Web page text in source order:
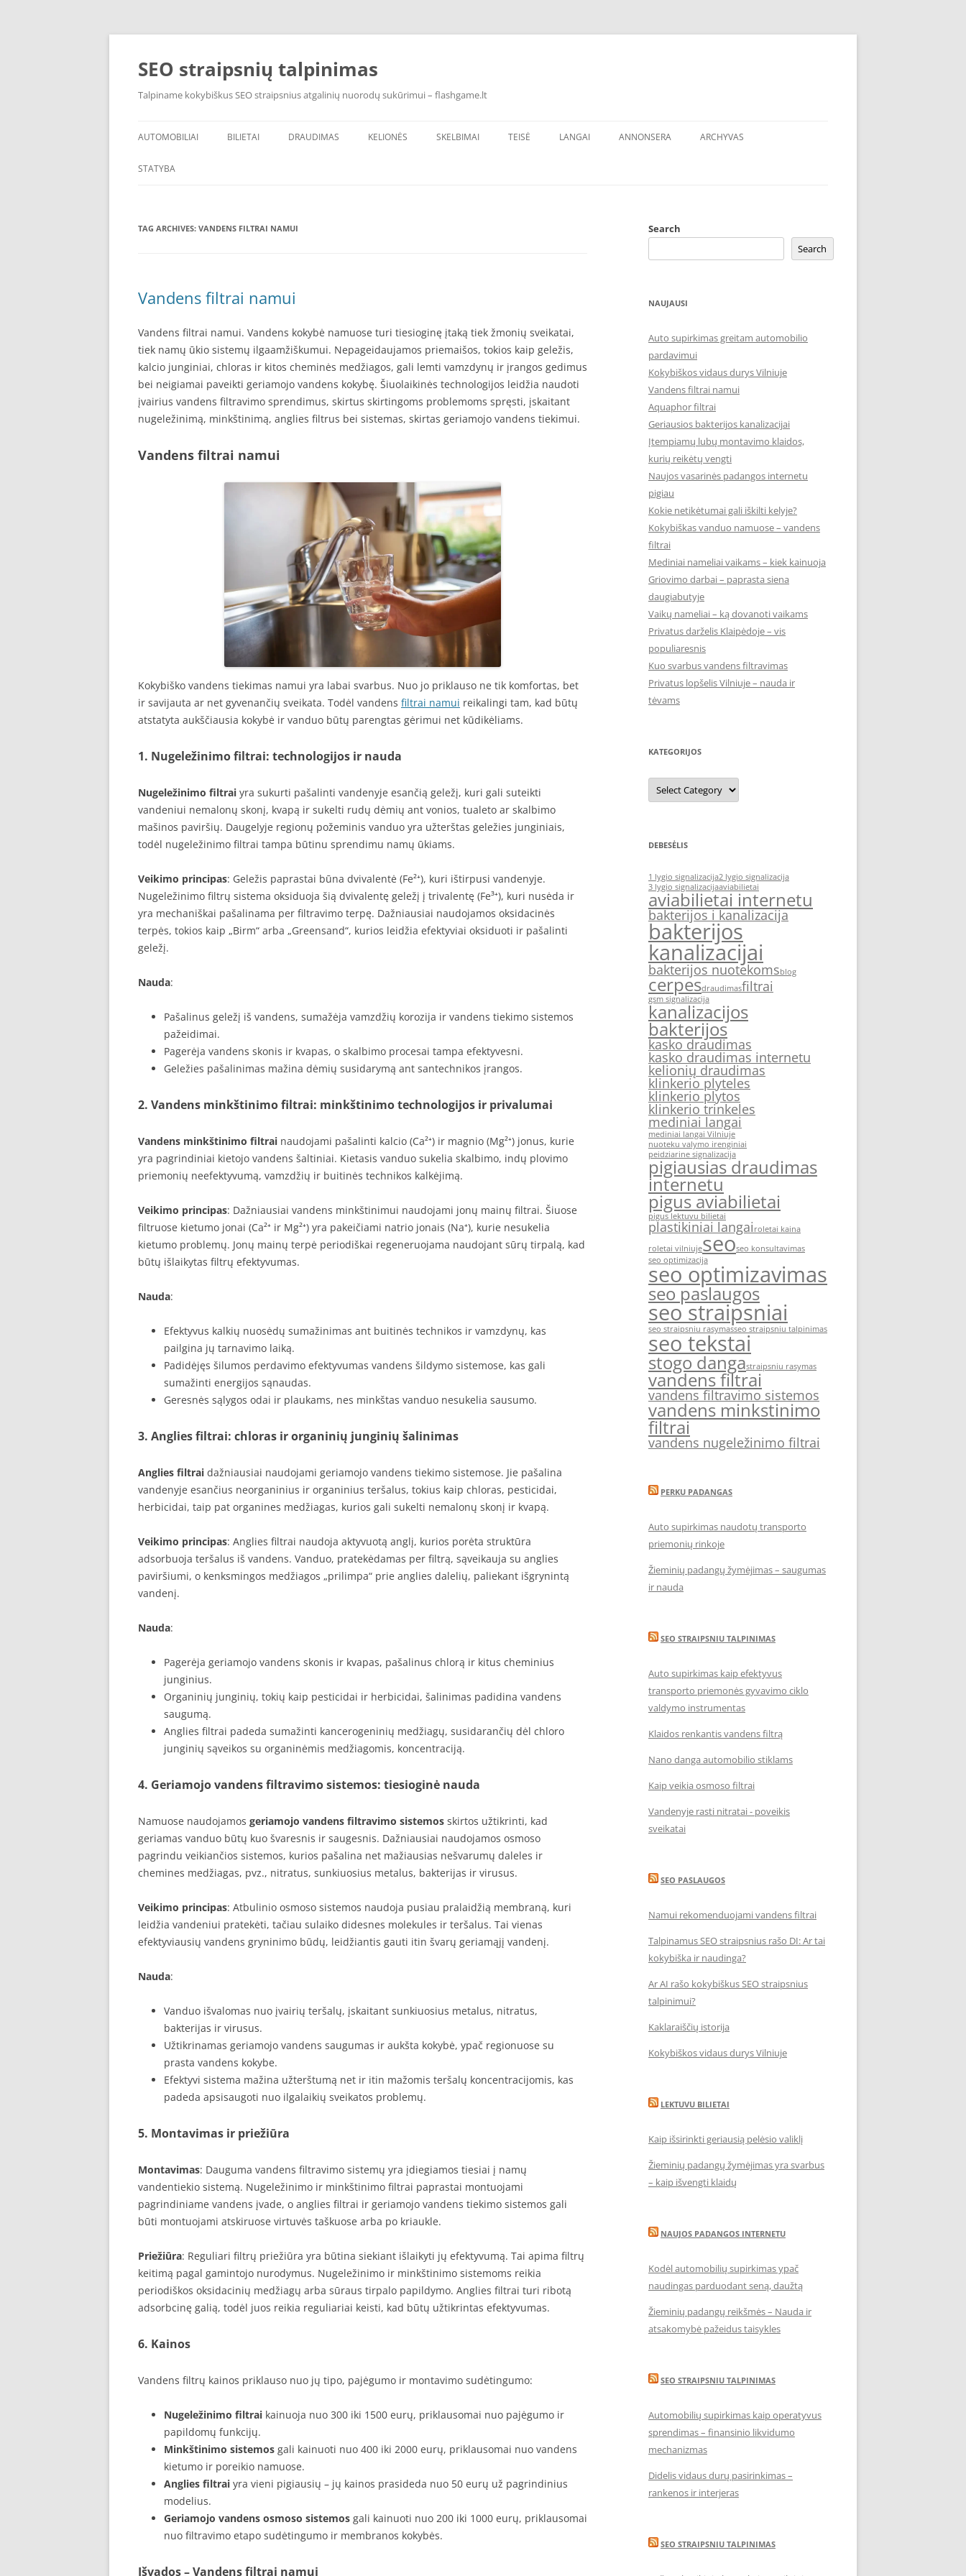
Skip
SEO straipsnių talpinimas
Talpiname kokybiškus SEO straipsnius atgalinių nuorodų sukūrimui – flashgame.lt
AUTOMOBILIAI BILIETAI DRAUDIMAS KELIONĖS SKELBIMAI TEISĖ LANGAI ANNONSERA ARCHYVAS
STATYBA
TAG ARCHIVES: VANDENS FILTRAI NAMUI
Vandens filtrai namui
Vandens filtrai namui. Vandens kokybė namuose turi tiesioginę įtaką tiek žmonių sveikatai,
tiek namų ūkio sistemų ilgaamžiškumui. Nepageidaujamos priemaišos, tokios kaip geležis,
kalcio junginiai, chloras ir kitos cheminės medžiagos, gali lemti vamzdynų ir įrangos gedimus
bei neigiamai paveikti geriamojo vandens kokybę. Šiuolaikinės technologijos leidžia naudoti
įvairius vandens filtravimo sprendimus, skirtus skirtingoms problemoms spręsti, įskaitant
nugeležinimą, minkštinimą, anglies filtrus bei sistemas, skirtas geriamojo vandens tiekimui.
Vandens filtrai namui
Kokybiško vandens tiekimas namui yra labai svarbus. Nuo jo priklauso ne tik komfortas, bet
ir savijauta ar net gyvenančių sveikata. Todėl vandens filtrai namui reikalingi tam, kad būtų
atstatyta aukščiausia kokybė ir vanduo būtų parengtas gėrimui net kūdikėliams.
1. Nugeležinimo filtrai: technologijos ir nauda
Nugeležinimo filtrai yra sukurti pašalinti vandenyje esančią geležį, kuri gali suteikti
vandeniui nemalonų skonį, kvapą ir sukelti rudų dėmių ant vonios, tualeto ar skalbimo
mašinos paviršių. Daugelyje regionų požeminis vanduo yra užterštas geležies junginiais,
todėl nugeležinimo filtrai tampa būtinu sprendimu namų ūkiams.
Veikimo principas: Geležis paprastai būna dvivalentė (Fe²⁺), kuri ištirpusi vandenyje.
Nugeležinimo filtrų sistema oksiduoja šią dvivalentę geležį į trivalentę (Fe³⁺), kuri nusėda ir
yra mechaniškai pašalinama per filtravimo terpę. Dažniausiai naudojamos oksidacinės
terpės, tokios kaip „Birm“ arba „Greensand“, kurios leidžia efektyviai oksiduoti ir pašalinti
geležį.
Nauda:
Pašalinus geležį iš vandens, sumažėja vamzdžių korozija ir vandens tiekimo sistemos
pažeidimai.
Pagerėja vandens skonis ir kvapas, o skalbimo procesai tampa efektyvesni.
Geležies pašalinimas mažina dėmių susidarymą ant santechnikos įrangos.
2. Vandens minkštinimo filtrai: minkštinimo technologijos ir privalumai
Vandens minkštinimo filtrai naudojami pašalinti kalcio (Ca²⁺) ir magnio (Mg²⁺) jonus, kurie
yra pagrindiniai kietojo vandens šaltiniai. Kietasis vanduo sukelia skalbimo, indų plovimo
priemonių neefektyvumą, vamzdžių ir buitinės technikos kalkėjimą.
Veikimo principas: Dažniausiai vandens minkštinimui naudojami jonų mainų filtrai. Šiuose
filtruose kietumo jonai (Ca²⁺ ir Mg²⁺) yra pakeičiami natrio jonais (Na⁺), kurie nesukelia
kietumo problemų. Jonų mainų terpė periodiškai regeneruojama naudojant sūrų tirpalą, kad
būtų išlaikytas filtrų efektyvumas.
Nauda:
Efektyvus kalkių nuosėdų sumažinimas ant buitinės technikos ir vamzdynų, kas
pailgina jų tarnavimo laiką.
Padidėjęs šilumos perdavimo efektyvumas vandens šildymo sistemose, kas gali
sumažinti energijos sąnaudas.
Geresnės sąlygos odai ir plaukams, nes minkštas vanduo nesukelia sausumo.
3. Anglies filtrai: chloras ir organinių junginių šalinimas
Anglies filtrai dažniausiai naudojami geriamojo vandens tiekimo sistemose. Jie pašalina
vandenyje esančius neorganinius ir organinius teršalus, tokius kaip chloras, pesticidai,
herbicidai, taip pat organines medžiagas, kurios gali sukelti nemalonų skonį ir kvapą.
Veikimo principas: Anglies filtrai naudoja aktyvuotą anglį, kurios porėta struktūra
adsorbuoja teršalus iš vandens. Vanduo, pratekėdamas per filtrą, sąveikauja su anglies
paviršiumi, o kenksmingos medžiagos „prilimpa“ prie anglies dalelių, paliekant išgrynintą
vandenį.
Nauda:
Pagerėja geriamojo vandens skonis ir kvapas, pašalinus chlorą ir kitus cheminius
junginius.
Organinių junginių, tokių kaip pesticidai ir herbicidai, šalinimas padidina vandens
saugumą.
Anglies filtrai padeda sumažinti kancerogeninių medžiagų, susidarančių dėl chloro
junginių sąveikos su organinėmis medžiagomis, koncentraciją.
4. Geriamojo vandens filtravimo sistemos: tiesioginė nauda
Namuose naudojamos geriamojo vandens filtravimo sistemos skirtos užtikrinti, kad
geriamas vanduo būtų kuo švaresnis ir saugesnis. Dažniausiai naudojamos osmoso
pagrindu veikiančios sistemos, kurios pašalina net mažiausias nešvarumų daleles ir
chemines medžiagas, pvz., nitratus, sunkiuosius metalus, bakterijas ir virusus.
Veikimo principas: Atbulinio osmoso sistemos naudoja pusiau pralaidžią membraną, kuri
leidžia vandeniui pratekėti, tačiau sulaiko didesnes molekules ir teršalus. Tai vienas
efektyviausių vandens gryninimo būdų, leidžiantis gauti itin švarų geriamąjį vandenį.
Nauda:
Vanduo išvalomas nuo įvairių teršalų, įskaitant sunkiuosius metalus, nitratus,
bakterijas ir virusus.
Užtikrinamas geriamojo vandens saugumas ir aukšta kokybė, ypač regionuose su
prasta vandens kokybe.
Efektyvi sistema mažina užterštumą net ir itin mažomis teršalų koncentracijomis, kas
padeda apsisaugoti nuo ilgalaikių sveikatos problemų.
5. Montavimas ir priežiūra
Montavimas: Dauguma vandens filtravimo sistemų yra įdiegiamos tiesiai į namų
vandentiekio sistemą. Nugeležinimo ir minkštinimo filtrai paprastai montuojami
pagrindiniame vandens įvade, o anglies filtrai ir geriamojo vandens tiekimo sistemos gali
būti montuojami atskiruose virtuvės taškuose arba po kriaukle.
Priežiūra: Reguliari filtrų priežiūra yra būtina siekiant išlaikyti jų efektyvumą. Tai apima filtrų
keitimą pagal gamintojo nurodymus. Nugeležinimo ir minkštinimo sistemoms reikia
periodiškos oksidacinių medžiagų arba sūraus tirpalo papildymo. Anglies filtrai turi ribotą
adsorbcinę galią, todėl juos reikia reguliariai keisti, kad būtų užtikrintas efektyvumas.
6. Kainos
Vandens filtrų kainos priklauso nuo jų tipo, pajėgumo ir montavimo sudėtingumo:
Nugeležinimo filtrai kainuoja nuo 300 iki 1500 eurų, priklausomai nuo pajėgumo ir
papildomų funkcijų.
Minkštinimo sistemos gali kainuoti nuo 400 iki 2000 eurų, priklausomai nuo vandens
kietumo ir poreikio namuose.
Anglies filtrai yra vieni pigiausių – jų kainos prasideda nuo 50 eurų už pagrindinius
modelius.
Geriamojo vandens osmoso sistemos gali kainuoti nuo 200 iki 1000 eurų, priklausomai
nuo filtravimo etapo sudėtingumo ir membranos kokybės.
Išvados – Vandens filtrai namui
Search
Search
NAUJAUSI
Auto supirkimas greitam automobilio
pardavimui
Kokybiškos vidaus durys Vilniuje
Vandens filtrai namui
Aquaphor filtrai
Geriausios bakterijos kanalizacijai
Įtempiamų lubų montavimo klaidos,
kurių reikėtų vengti
Naujos vasarinės padangos internetu
pigiau
Kokie netikėtumai gali iškilti kelyje?
Kokybiškas vanduo namuose – vandens
filtrai
Mediniai nameliai vaikams – kiek kainuoja
Griovimo darbai – paprasta siena
daugiabutyje
Vaikų nameliai – ką dovanoti vaikams
Privatus darželis Klaipėdoje – vis
populiaresnis
Kuo svarbus vandens filtravimas
Privatus lopšelis Vilniuje – nauda ir
tėvams
KATEGORIJOS
Kategorijos
DEBESĖLIS
1 lygio signalizacija2 lygio signalizacija
3 lygio signalizacijaaviabilietai
aviabilietai internetu
bakterijos i kanalizacija
bakterijos
kanalizacijai
bakterijos nuotekomsblog
cerpesdraudimasfiltrai
gsm signalizacija
kanalizacijos
bakterijos
kasko draudimas
kasko draudimas internetu
kelionių draudimas
klinkerio plyteles
klinkerio plytos
klinkerio trinkeles
mediniai langai
mediniai langai Vilniuje
nuoteku valymo irenginiai
peidziarine signalizacija
pigiausias draudimas
internetu
pigus aviabilietai
pigus lektuvu bilietai
plastikiniai langai roletai kaina
roletai vilniujeseoseo konsultavimas
seo optimizacija
seo optimizavimas
seo paslaugos
seo straipsniai
seo straipsniu rasymasseo straipsniu talpinimas
seo tekstai
stogo dangastraipsniu rasymas
vandens filtrai
vandens filtravimo sistemos
vandens minkstinimo
filtrai
vandens nugeležinimo filtrai
PERKU PADANGAS
Auto supirkimas naudotų transporto
priemonių rinkoje
Žieminių padangų žymėjimas – saugumas
ir nauda
SEO STRAIPSNIU TALPINIMAS
Auto supirkimas kaip efektyvus
transporto priemonės gyvavimo ciklo
valdymo instrumentas
Klaidos renkantis vandens filtrą
Nano danga automobilio stiklams
Kaip veikia osmoso filtrai
Vandenyje rasti nitratai - poveikis
sveikatai
SEO PASLAUGOS
Namui rekomenduojami vandens filtrai
Talpinamus SEO straipsnius rašo DI: Ar tai
kokybiška ir naudinga?
Ar AI rašo kokybiškus SEO straipsnius
talpinimui?
Kaklaraiščių istorija
Kokybiškos vidaus durys Vilniuje
LEKTUVU BILIETAI
Kaip išsirinkti geriausią pelėsio valiklį
Žieminių padangų žymėjimas yra svarbus
– kaip išvengti klaidų
NAUJOS PADANGOS INTERNETU
Kodėl automobilių supirkimas ypač
naudingas parduodant seną, daužtą
Žieminių padangų reikšmės – Nauda ir
atsakomybė pažeidus taisykles
SEO STRAIPSNIU TALPINIMAS
Automobilių supirkimas kaip operatyvus
sprendimas – finansinio likvidumo
mechanizmas
Didelis vidaus durų pasirinkimas –
rankenos ir interjeras
SEO STRAIPSNIU TALPINIMAS